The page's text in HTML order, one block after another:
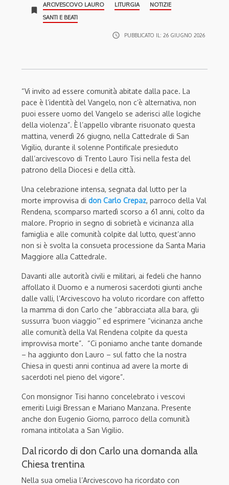
bookmark
ARCIVESCOVO LAURO LITURGIA
NOTIZIE
SANTI E BEATI
access_time PUBBLICATO IL: 26 GIUGNO 2026
“Vi invito ad essere comunità abitate dalla pace. La
pace è l’identità del Vangelo, non c’è alternativa, non
puoi essere uomo del Vangelo se aderisci alle logiche
della violenza”. È l’appello vibrante risuonato questa
mattina, venerdì 26 giugno, nella Cattedrale di San
Vigilio, durante il solenne Pontificale presieduto
dall’arcivescovo di Trento Lauro Tisi nella festa del
patrono della Diocesi e della città.
Una celebrazione intensa, segnata dal lutto per la
morte improvvisa di don Carlo Crepaz, parroco della Val
Rendena, scomparso martedì scorso a 61 anni, colto da
malore. Proprio in segno di sobrietà e vicinanza alla
famiglia e alle comunità colpite dal lutto, quest’anno
non si è svolta la consueta processione da Santa Maria
Maggiore alla Cattedrale.
Davanti alle autorità civili e militari, ai fedeli che hanno
affollato il Duomo e a numerosi sacerdoti giunti anche
dalle valli, l’Arcivescovo ha voluto ricordare con affetto
la mamma di don Carlo che “abbracciata alla bara, gli
sussurra ‘buon viaggio’” ed esprimere “vicinanza anche
alle comunità della Val Rendena colpite da questa
improvvisa morte”. “Ci poniamo anche tante domande
– ha aggiunto don Lauro – sul fatto che la nostra
Chiesa in questi anni continua ad avere la morte di
sacerdoti nel pieno del vigore”.
Con monsignor Tisi hanno concelebrato i vescovi
emeriti Luigi Bressan e Mariano Manzana. Presente
anche don Eugenio Giorno, parroco della comunità
romana intitolata a San Vigilio.
Dal ricordo di don Carlo una domanda alla
Chiesa trentina
Nella sua omelia l’Arcivescovo ha ricordato con